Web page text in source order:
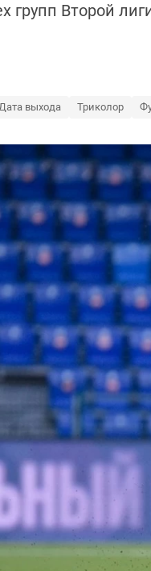
групп Второй
выхода Триколор